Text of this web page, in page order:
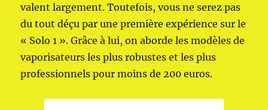
valent largement. Toutefois, vous ne serez pas
du tout déçu par une première expérience sur le
« Solo 1 ». Grâce à lui, on aborde les modèles de
vaporisateurs les plus robustes et les plus
professionnels pour moins de 200 euros.